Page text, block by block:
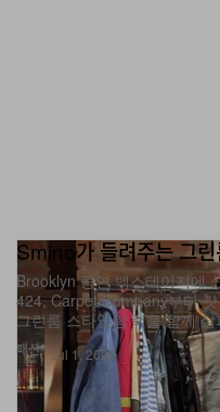
패션
Smino가 들려주는 그
Brooklyn 공연 백스테이지에
424, Carpet Company부터
그린룸 스타일링 랙을 함께 살
Jul 1, 2026